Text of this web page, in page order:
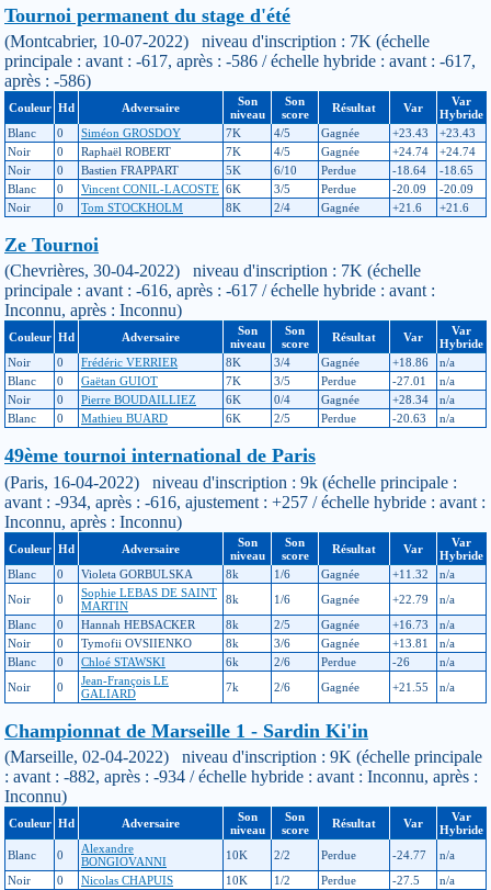
Tournoi permanent du stage d'été
(Montcabrier, 10-07-2022) niveau d'inscription : 7K (échelle
principale : avant : -617, après : -586 / échelle hybride : avant : -617,
après : -586)
Couleur Hd Adversaire
Son
niveau
Son
score
Résultat Var
Var
Hybride
Blanc
0 Siméon GROSDOY 7K 4/5 Gagnée +23.43
+23.43
Noir
0 Raphaël ROBERT 7K 4/5 Gagnée +24.74
+24.74
Noir
0 Bastien FRAPPART 5K 6/10 Perdue -18.64
-18.65
Blanc
0 Vincent CONIL-LACOSTE 6K 3/5 Perdue -20.09
-20.09
Noir
0 Tom STOCKHOLM 8K 2/4 Gagnée +21.6 +21.6
Ze Tournoi
(Chevrières, 30-04-2022) niveau d'inscription : 7K (échelle
principale : avant : -616, après : -617 / échelle hybride : avant :
Inconnu, après : Inconnu)
Couleur Hd Adversaire
Son
niveau
Son
score
Résultat Var
Var
Hybride
Noir
0 Frédéric VERRIER 8K 3/4 Gagnée +18.86
n/a
Blanc
0 Gaëtan GUIOT 7K 3/5 Perdue -27.01
n/a
Noir
0 Pierre BOUDAILLIEZ 6K 0/4 Gagnée +28.34
n/a
Blanc
0 Mathieu BUARD 6K 2/5 Perdue -20.63 n/a
49ème tournoi international de Paris
(Paris, 16-04-2022) niveau d'inscription : 9k (échelle principale :
avant : -934, après : -616, ajustement : +257 / échelle hybride : avant :
Inconnu, après : Inconnu)
Couleur Hd Adversaire
Son
niveau
Son
score
Résultat Var
Var
Hybride
Blanc
0 Violeta GORBULSKA 8k 1/6 Gagnée +11.32
n/a
Noir
0
Sophie LEBAS DE SAINT
MARTIN
8k 1/6 Gagnée +22.79
n/a
Blanc
0 Hannah HEBSACKER 8k 2/5 Gagnée +16.73
n/a
Noir
0 Tymofii OVSIIENKO 8k 3/6 Gagnée +13.81
n/a
Blanc
0 Chloé STAWSKI 6k 2/6 Perdue -26
n/a
Noir
0
Jean-François LE
GALIARD
7k 2/6 Gagnée +21.55 n/a
Championnat de Marseille 1 - Sardin Ki'in
(Marseille, 02-04-2022) niveau d'inscription : 9K (échelle principale
: avant : -882, après : -934 / échelle hybride : avant : Inconnu, après :
Inconnu)
Couleur Hd Adversaire
Son
niveau
Son
score
Résultat Var
Var
Hybride
Blanc
0
Alexandre
BONGIOVANNI
10K 2/2 Perdue -24.77
n/a
Noir
0 Nicolas CHAPUIS 10K 1/2 Perdue -27.5 n/a